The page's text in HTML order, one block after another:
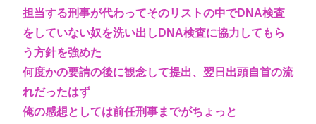
担当する刑事が代わってそのリストの中でDNA検査
をしていない奴を洗い出しDNA検査に協力してもら
う方針を強めた
何度かの要請の後に観念して提出、翌日出頭自首の流
れだったはず
俺の感想としては前任刑事までがちょっと